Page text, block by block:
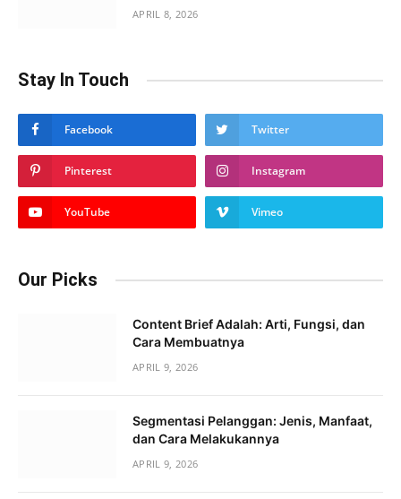
APRIL 8, 2026
Stay In Touch
Facebook Twitter
Pinterest Instagram
YouTube Vimeo
Our Picks
Content Brief Adalah: Arti, Fungsi, dan
Cara Membuatnya
APRIL 9, 2026
Segmentasi Pelanggan: Jenis, Manfaat,
dan Cara Melakukannya
APRIL 9, 2026